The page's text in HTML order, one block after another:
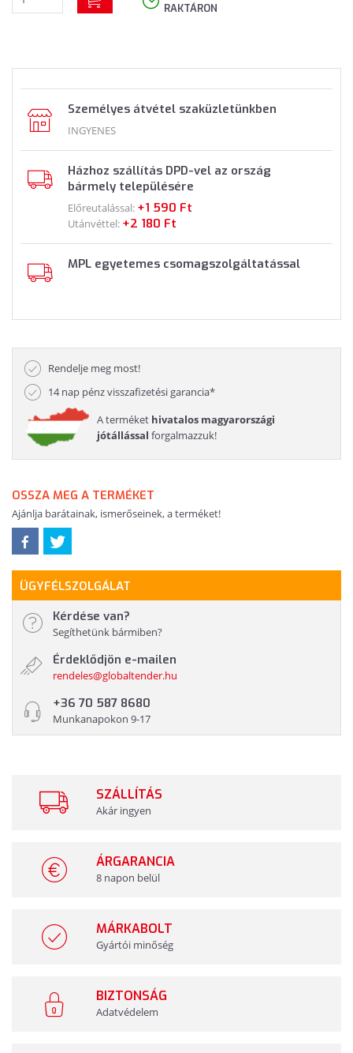
RAKTÁRON
Személyes átvétel szaküzletünkben
INGYENES
Házhoz szállítás DPD-vel az ország
bármely településére
Előreutalással: +1 590 Ft
Utánvéttel: +2 180 Ft
MPL egyetemes csomagszolgáltatással
Rendelje meg most!
14 nap pénz visszafizetési garancia*
A terméket hivatalos magyarországi
jótállással forgalmazzuk!
OSSZA MEG A TERMÉKET
Ajánlja barátainak, ismerőseinek, a terméket!
ÜGYFÉLSZOLGÁLAT
Kérdése van?
Segíthetünk bármiben?
Érdeklődjön e-mailen
rendeles@globaltender.hu
+36 70 587 8680
Munkanapokon 9-17
SZÁLLÍTÁS
Akár ingyen
ÁRGARANCIA
8 napon belül
MÁRKABOLT
Gyártói minőség
BIZTONSÁG
Adatvédelem